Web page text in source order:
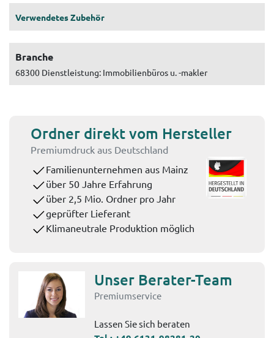
Verwendetes Zubehör
Branche
68300 Dienstleistung: Immobilienbüros u. -makler
Ordner direkt vom Hersteller
Premiumdruck aus Deutschland
Familienunternehmen aus Mainz
über 50 Jahre Erfahrung
über 2,5 Mio. Ordner pro Jahr
geprüfter Lieferant
Klimaneutrale Produktion möglich
Unser Berater-Team
Premiumservice
Lassen Sie sich beraten